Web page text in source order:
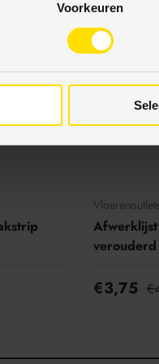
Voorkeuren
6% korting
€3,75